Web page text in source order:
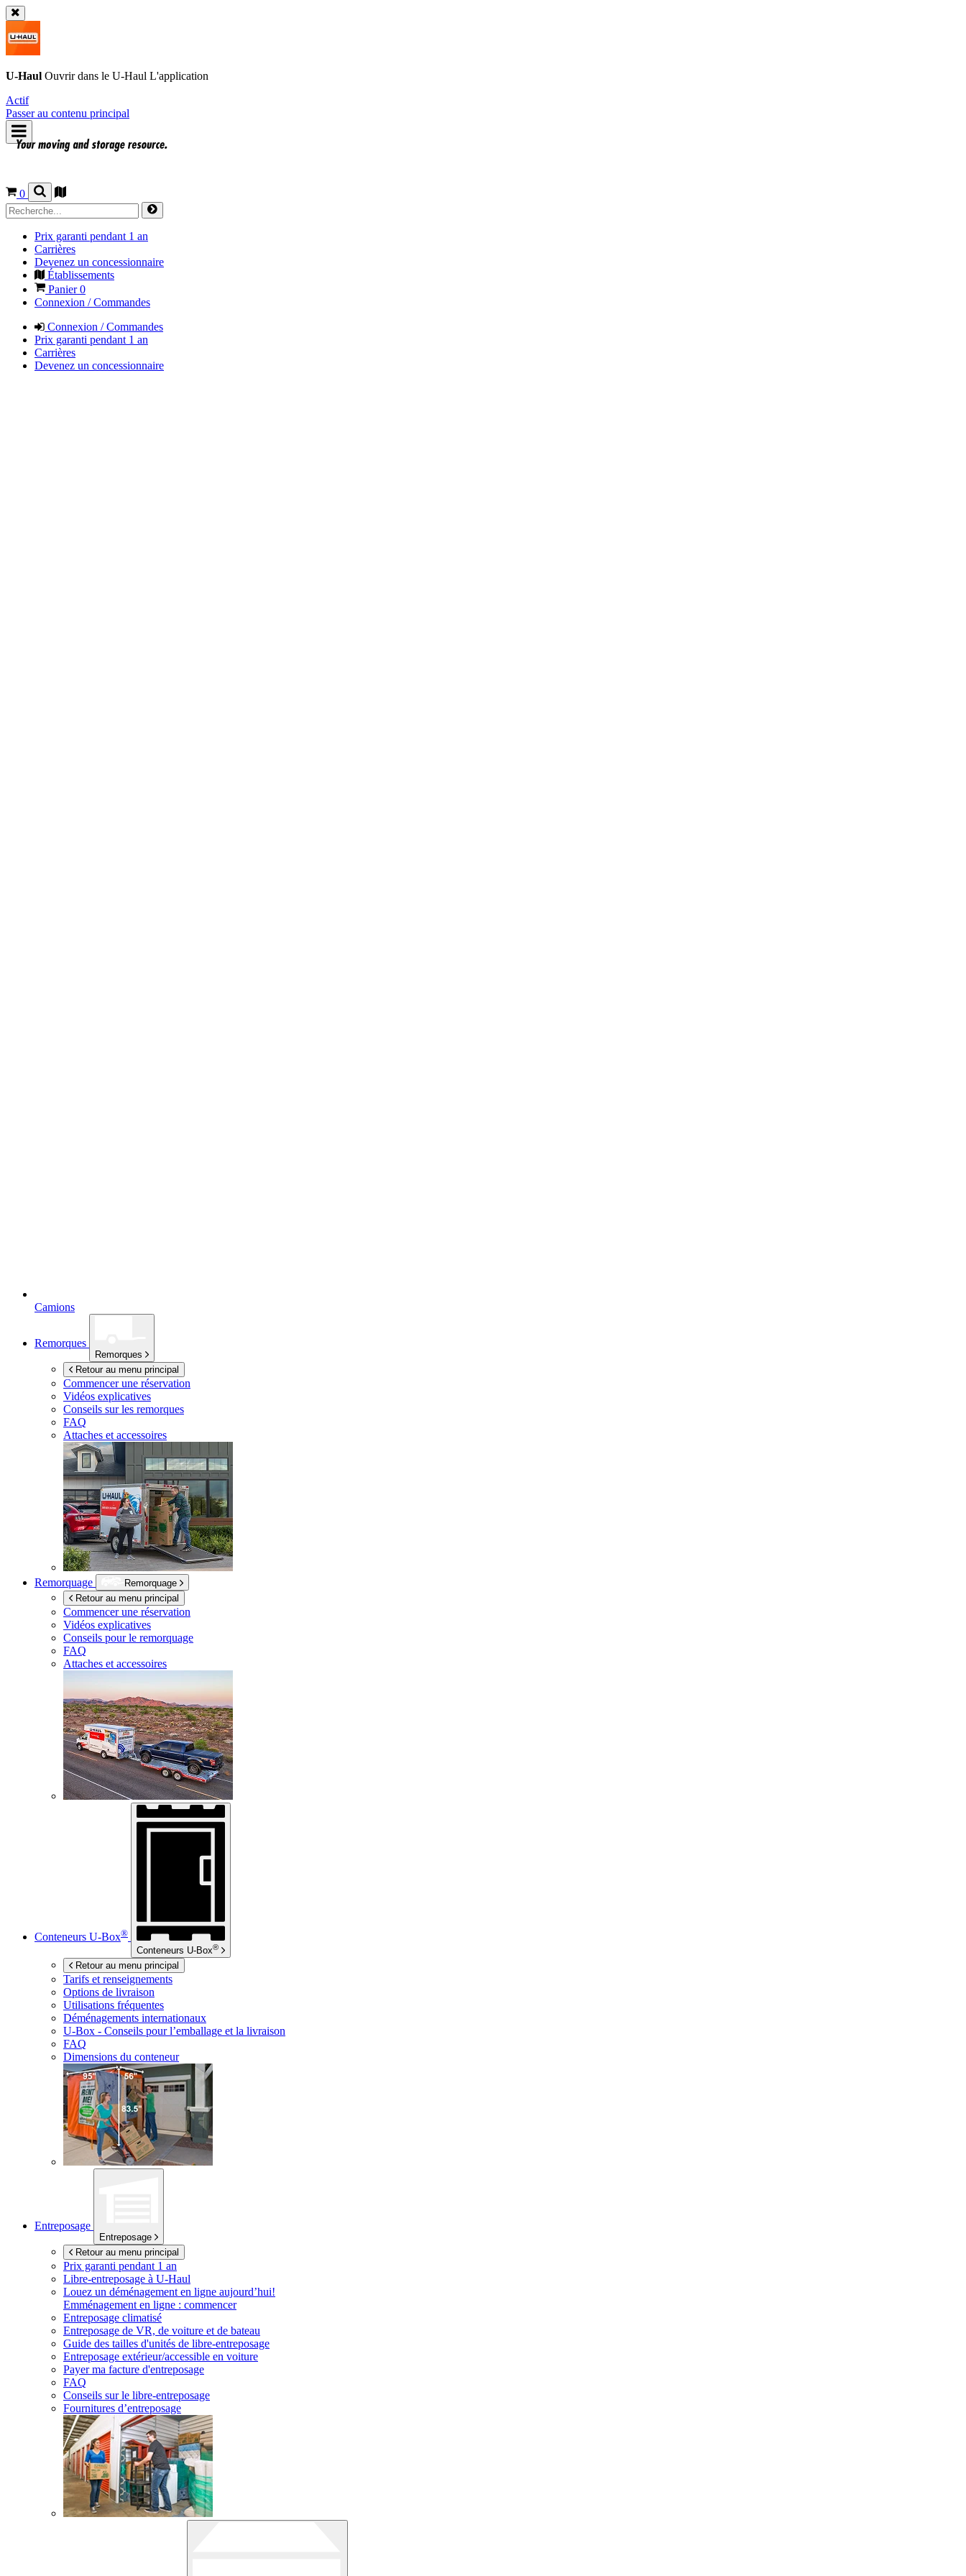
U-Haul Ouvrir dans le U-Haul L'application
Actif
Passer au contenu principal
0
Prix garanti pendant 1 an
Carrières
Devenez un concessionnaire
Établissements
Panier0
Connexion / Commandes
Connexion / Commandes
Prix garanti pendant 1 an
Carrières
Devenez un concessionnaire
Camions
Remorques
Remorques
Retour au menu principal
Commencer une réservation
Vidéos explicatives
Conseils sur les remorques
FAQ
Attaches et accessoires
Remorquage
Remorquage
Retour au menu principal
Commencer une réservation
Vidéos explicatives
Conseils pour le remorquage
FAQ
Attaches et accessoires
Conteneurs U-Box®
Conteneurs U-Box®
Retour au menu principal
Tarifs et renseignements
Options de livraison
Utilisations fréquentes
Déménagements internationaux
U-Box - Conseils pour l’emballage et la livraison
FAQ
Dimensions du conteneur
Entreposage
Entreposage
Retour au menu principal
Prix garanti pendant 1 an
Libre-entreposage à U-Haul
Louez un déménagement en ligne aujourd’hui!
Emménagement en ligne : commencer
Entreposage climatisé
Entreposage de VR, de voiture et de bateau
Guide des tailles d'unités de libre-entreposage
Entreposage extérieur/accessible en voiture
Payer ma facture d'entreposage
FAQ
Conseils sur le libre-entreposage
Fournitures d’entreposage